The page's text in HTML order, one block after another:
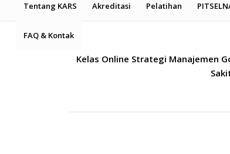
Tentang KARS Akreditasi Pelatihan
FAQ & Kontak
Kelas Online Strategi Manajemen